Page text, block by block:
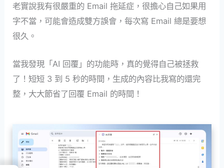
老實說我有很嚴重的 Email 拖延症，很擔心自己如果用
字不當，可能會造成雙方誤會，每次寫 Email 總是要想
很久。
當我發現「AI 回覆」的功能時，真的覺得自己被拯救
了！短短 3 到 5 秒的時間，生成的內容比我寫的還完
整，大大節省了回覆 Email 的時間！